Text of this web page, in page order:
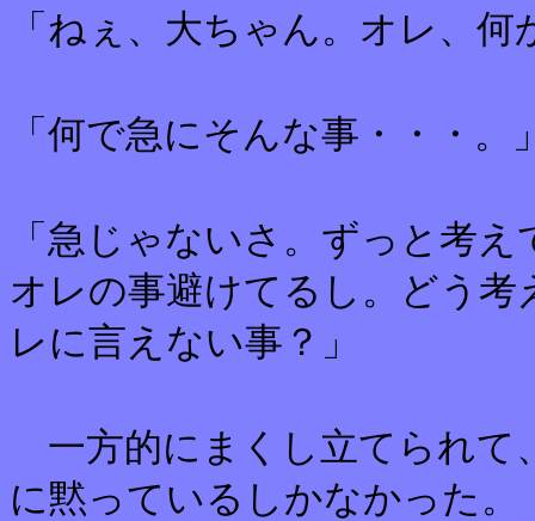
「ねぇ、大ちゃん。オレ、
「何で急にそんな事・・・。
「急じゃないさ。ずっと考
オレの事避けてるし。どう
レに言えない事？」
一方的にまくし立てられて
に黙っているしかなかった。